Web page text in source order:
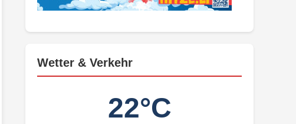
Wetter & Verkehr
22°C